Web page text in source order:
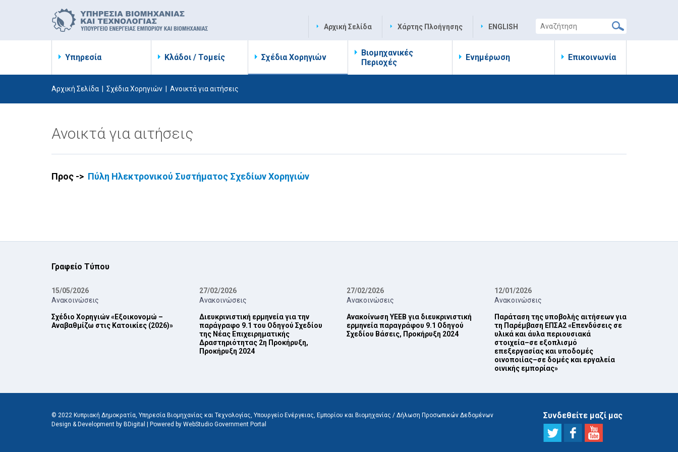
Αρχική Σελίδα Χάρτης Πλοήγησης ENGLISH
Υπηρεσία Κλάδοι / Τομείς Σχέδια Χορηγιών
Βιομηχανικές
Περιοχές
Ενημέρωση Επικοινωνία
Αρχική Σελίδα Σχέδια Χορηγιών Ανοικτά για αιτήσεις
Ανοικτά για αιτήσεις
Προς -> Πύλη Ηλεκτρονικού Συστήματος Σχεδίων Χορηγιών
Γραφείο Τύπου
15/05/2026
Ανακοινώσεις
Σχέδιο Χορηγιών «Εξοικονομώ –
Αναβαθμίζω στις Κατοικίες (2026)»
27/02/2026
Ανακοινώσεις
Διευκρινιστική ερμηνεία για την
παράγραφο 9.1 του Οδηγού Σχεδίου
της Νέας ‎Επιχειρηματικής
Δραστηριότητας 2η Προκήρυξη,
Προκήρυξη 2024‎
27/02/2026
Ανακοινώσεις
Ανακοίνωση ΥΕΕΒ για διευκρινιστική
ερμηνεία παραγράφου 9.1 Οδηγού
Σχεδίου Βάσεις, Προκήρυξη 2024‎
12/01/2026
Ανακοινώσεις
Παράταση της υποβολής αιτήσεων για
τη Παρέμβαση ΕΠ‎ΣΑ2 ‎«Επενδύσεις σε
υλικά και άυλα περιουσιακά
στοιχεία–σε εξοπλισμό
επεξεργασίας και ‎υποδομές
οινοποιίας–σε δομές και εργαλεία
οινικής εμπορίας»‎
© 2022 Κυπριακή Δημοκρατία, Υπηρεσία Βιομηχανίας και Τεχνολογίας, Υπουργείο Ενέργειας, Εμπορίου και Βιομηχανίας / Δήλωση Προσωπικών Δεδομένων
Design & Development by BDigital
Powered by WebStudio Government Portal
Συνδεθείτε μαζί μας